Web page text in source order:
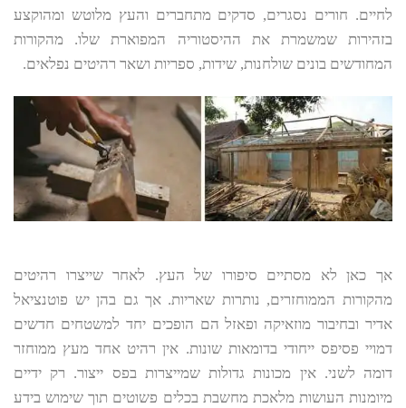
לחיים. חורים נסגרים, סדקים מתחברים והעץ מלוטש ומהוקצע
בזהירות שמשמרת את ההיסטוריה המפוארת שלו. מהקורות
המחודשים בונים שולחנות, שידות, ספריות ושאר רהיטים נפלאים.
אך כאן לא מסתיים סיפורו של העץ. לאחר שייצרו רהיטים
מהקורות הממוחזרים, נותרות שאריות. אך גם בהן יש פוטנציאל
אדיר ובחיבור מוזאיקה ופאזל הם הופכים יחד למשטחים חדשים
דמויי פסיפס ייחודי בדומאות שונות. אין רהיט אחד מעץ ממוחזר
דומה לשני. אין מכונות גדולות שמייצרות בפס ייצור. רק ידיים
מיומנות העושות מלאכת מחשבת בכלים פשוטים תוך שימוש בידע